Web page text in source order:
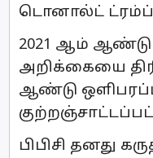
டொனால்ட் ட்ரம்ப்
2021 ஆம் ஆண்டு
அறிக்கையை
ஆண்டு
பிபிசி தனது